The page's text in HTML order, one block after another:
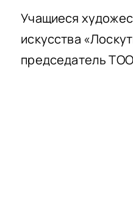
Учащиеся
искусства
председатель